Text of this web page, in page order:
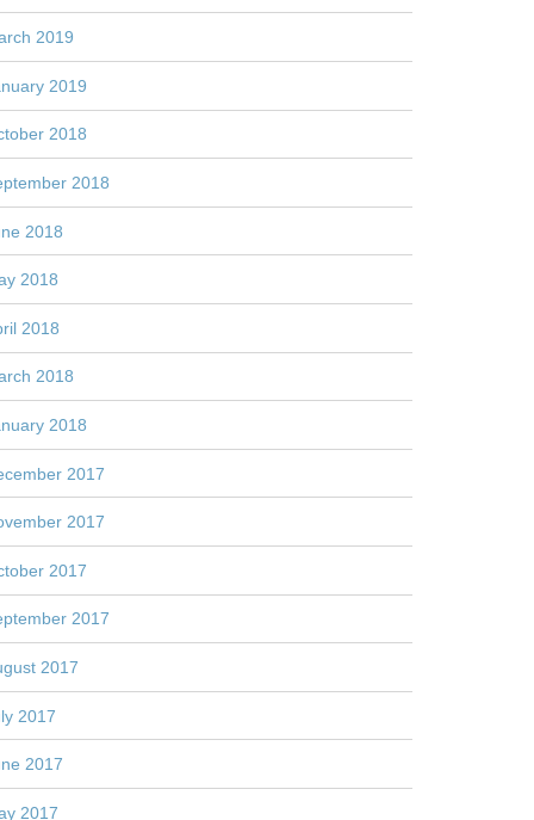
2019
2019
2018
2018
2018
2018
2018
2018
2018
2017
2017
2017
2017
2017
2017
2017
2017